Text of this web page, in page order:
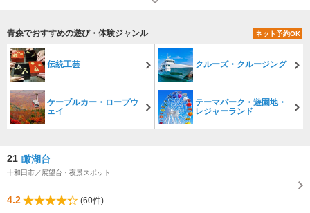
青森でおすすめの遊び・体験ジャンル ネット予約OK
伝統工芸 クルーズ・クルージング
ケーブルカー・ロープウ
ェイ
テーマパーク・遊園地・
レジャーランド
21 瞰湖台
十和田市／展望台・夜景スポット
4.2
(60件)